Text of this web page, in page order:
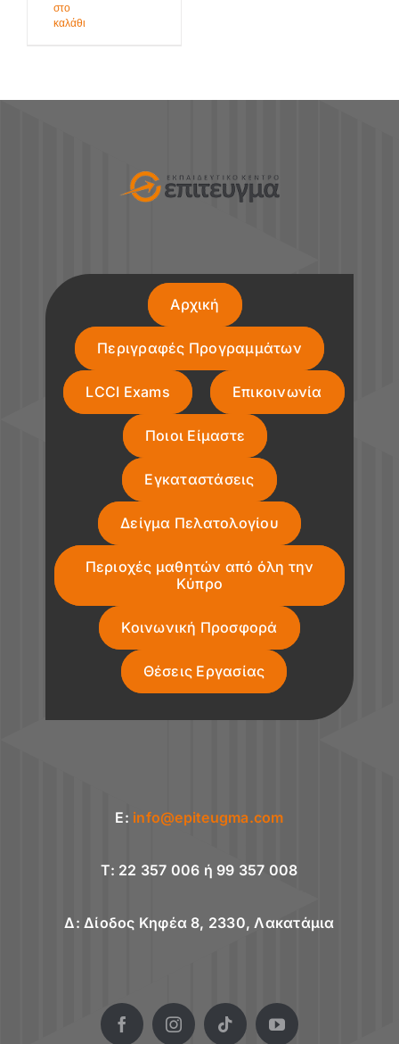
στο
καλάθι
Αρχική
Περιγραφές Προγραμμάτων
LCCI Exams Επικοινωνία
Ποιοι Είμαστε
Εγκαταστάσεις
Δείγμα Πελατολογίου
Περιοχές μαθητών από όλη την
Κύπρο
Κοινωνική Προσφορά
Θέσεις Εργασίας
E: info@epiteugma.com
T: 22 357 006 ή 99 357 008
Δ: Δίοδος Κηφέα 8, 2330, Λακατάμια